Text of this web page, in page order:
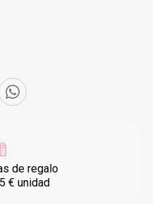
de regalo
€ unidad